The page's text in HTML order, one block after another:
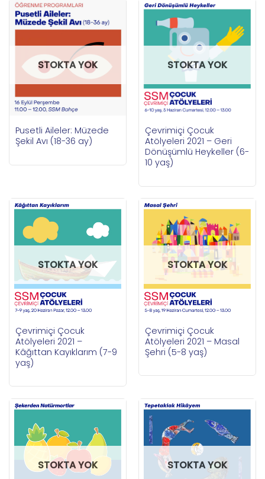
STOKTA YOK
Pusetli Aileler: Müzede
Şekil Avı (18-36 ay)
STOKTA YOK
Çevrimiçi Çocuk
Atölyeleri 2021 – Geri
Dönüşümlü Heykeller (6-
10 yaş)
STOKTA YOK
Çevrimiçi Çocuk
Atölyeleri 2021 –
Kâğıttan Kayıklarım (7-9
yaş)
STOKTA YOK
Çevrimiçi Çocuk
Atölyeleri 2021 – Masal
Şehri (5-8 yaş)
STOKTA YOK STOKTA YOK